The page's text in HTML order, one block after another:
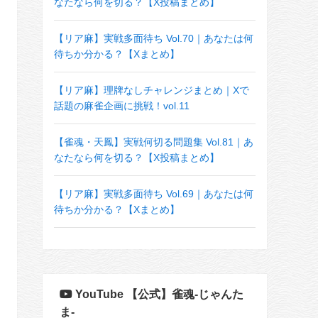
【リア麻】実戦多面待ち Vol.70｜あなたは何
待ちか分かる？【Xまとめ】
【リア麻】理牌なしチャレンジまとめ｜Xで
話題の麻雀企画に挑戦！vol.11
【雀魂・天鳳】実戦何切る問題集 Vol.81｜あ
なたなら何を切る？【X投稿まとめ】
【リア麻】実戦多面待ち Vol.69｜あなたは何
待ちか分かる？【Xまとめ】
YouTube 【公式】雀魂-じゃんた
ま-